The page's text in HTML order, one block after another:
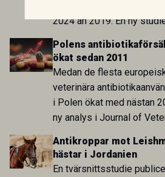
2024 än 2019. En ny
utvecklingen inom de
sida och pekar på en
arbete.
Polens
ökat sedan 2011
Medan de flesta
veterinära
i Polen ökat med nästan
ny analys i Journal of
att skillnaden mot
Sverige är fortsatt stor.
Antikroppar mot
hästar i Jordanien
En tvärsnittsstudie